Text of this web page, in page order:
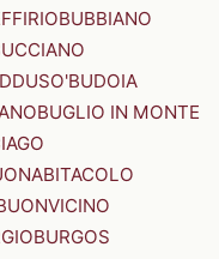
BUBBIANO
BUDOIA
BUGLIO IN MONTE
BURGOS